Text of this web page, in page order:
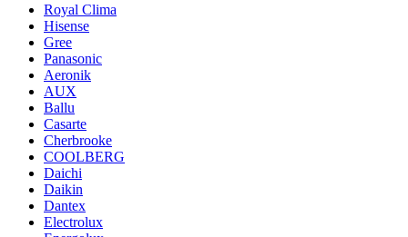
Royal Clima
Hisense
Gree
Panasonic
Aeronik
AUX
Ballu
Casarte
Cherbrooke
COOLBERG
Daichi
Daikin
Dantex
Electrolux